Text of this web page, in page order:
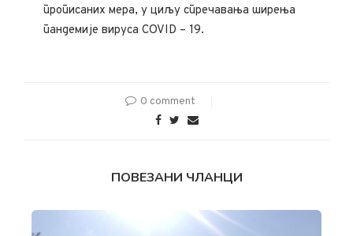
прописаних мера, у циљу спречавања ширења
пандемије вируса COVID – 19.
0 comment
ПОВЕЗАНИ ЧЛАНЦИ